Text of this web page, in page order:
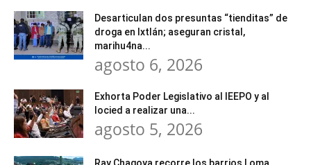
Desarticulan dos presuntas “tienditas” de
droga en Ixtlán; aseguran cristal,
marihu4na...
agosto 6, 2026
Exhorta Poder Legislativo al IEEPO y al
Iocied a realizar una...
agosto 5, 2026